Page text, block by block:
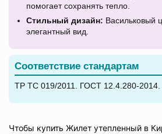
помогает сохранять тепло.
Стильный дизайн: Васильковый
элегантный вид.
Соответствие стандартам
ТР ТС 019/2011. ГОСТ 12.4.280-2014.
Чтобы купить Жилет утепленный в